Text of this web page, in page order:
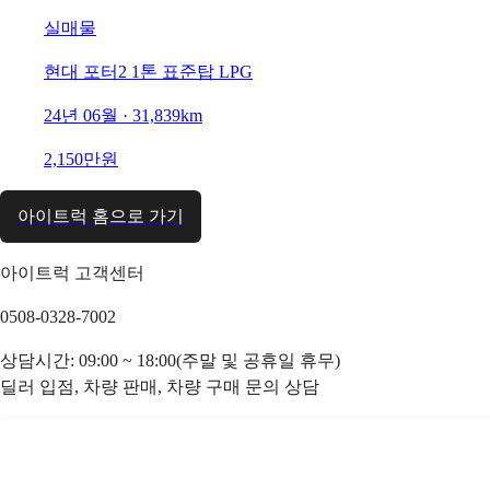
실매물
현대 포터2 1톤 표준탑 LPG
24년 06월 · 31,839km
2,150만원
아이트럭 홈으로 가기
아이트럭 고객센터
0508-0328-7002
상담시간: 09:00 ~ 18:00(주말 및 공휴일 휴무)
딜러 입점, 차량 판매, 차량 구매 문의 상담